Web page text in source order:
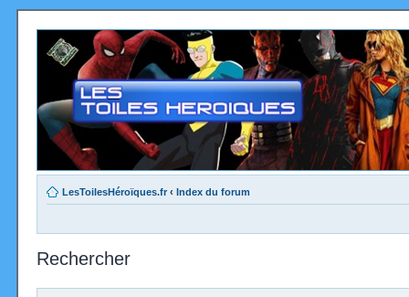
LesToilesHéroïques.fr ‹ Index du forum
Rechercher